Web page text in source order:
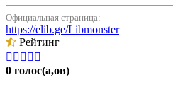
Официальная страница:
https://elib.ge/Libmonster
Рейтинг
    
0 голос(а,ов)